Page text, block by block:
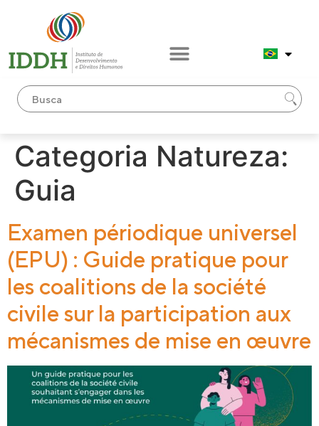
Categoria Natureza:
Guia
Examen périodique universel
(EPU) : Guide pratique pour
les coalitions de la société
civile sur la participation aux
mécanismes de mise en œuvre